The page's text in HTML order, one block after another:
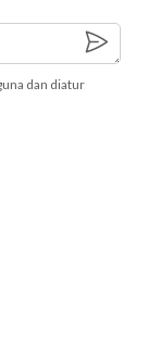
dan diatur